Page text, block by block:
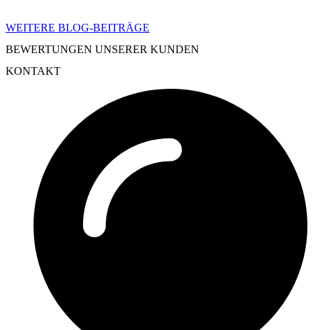
WEITERE BLOG-BEITRÄGE
BEWERTUNGEN UNSERER KUNDEN
KONTAKT